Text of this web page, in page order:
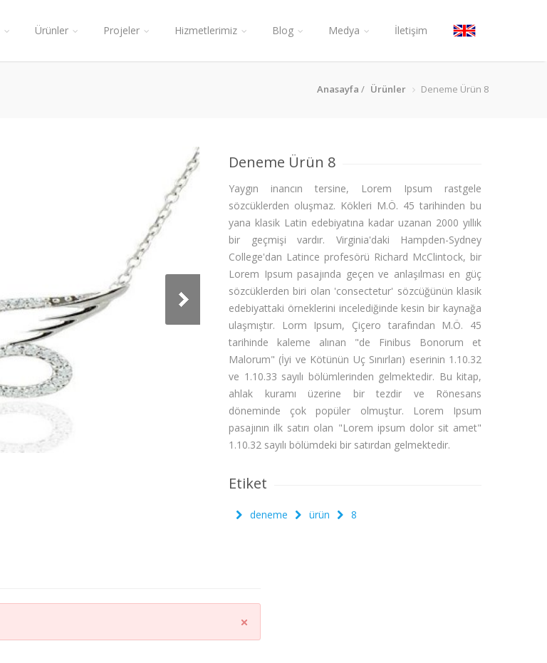
Ürünler Projeler Hizmetlerimiz Blog Medya İletişim
Anasayfa / Ürünler Deneme Ürün 8
Deneme Ürün 8
Yaygın inancın tersine, Lorem Ipsum rastgele
sözcüklerden oluşmaz. Kökleri M.Ö. 45 tarihinden bu
yana klasik Latin edebiyatına kadar uzanan 2000 yıllık
bir geçmişi vardır. Virginia'daki Hampden-Sydney
College'dan Latince profesörü Richard McClintock, bir
Lorem Ipsum pasajında geçen ve anlaşılması en güç
sözcüklerden biri olan 'consectetur' sözcüğünün klasik
edebiyattaki örneklerini incelediğinde kesin bir kaynağa
ulaşmıştır. Lorm Ipsum, Çiçero tarafından M.Ö. 45
tarihinde kaleme alınan "de Finibus Bonorum et
Malorum" (İyi ve Kötünün Uç Sınırları) eserinin 1.10.32
ve 1.10.33 sayılı bölümlerinden gelmektedir. Bu kitap,
ahlak kuramı üzerine bir tezdir ve Rönesans
döneminde çok popüler olmuştur. Lorem Ipsum
pasajının ilk satırı olan "Lorem ipsum dolor sit amet"
1.10.32 sayılı bölümdeki bir satırdan gelmektedir.
Etiket
deneme ürün 8